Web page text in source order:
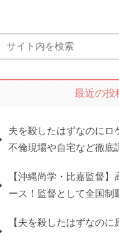
最近の投
夫を殺したはずなのにロ
不倫現場や自宅など徹底
【沖縄尚学・比嘉監督
ース！監督として全国制
【夫を殺したはずなの